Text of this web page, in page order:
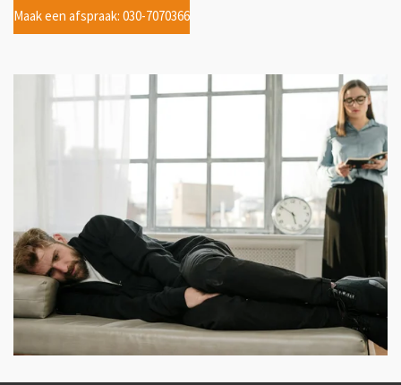
Maak een afspraak: 030-7070366